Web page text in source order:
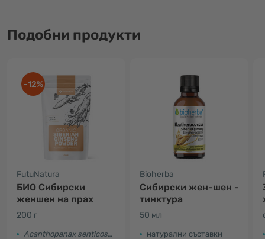
Подобни продукти
-12%
FutuNatura
БИО Сибирски
женшен на прах
200 г
Acanthopanax senticosus
Bioherba
Сибирски жен-шен -
тинктура
50 мл
натурални съставки